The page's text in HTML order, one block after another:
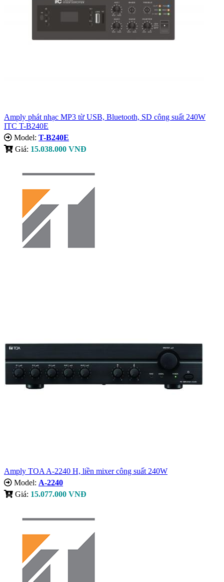
Amply phát nhạc MP3 từ USB, Bluetooth, SD công suất 240W
ITC T-B240E
Model: T-B240E
Giá: 15.038.000 VNĐ
Amply TOA A-2240 H, liền mixer công suất 240W
Model: A-2240
Giá: 15.077.000 VNĐ